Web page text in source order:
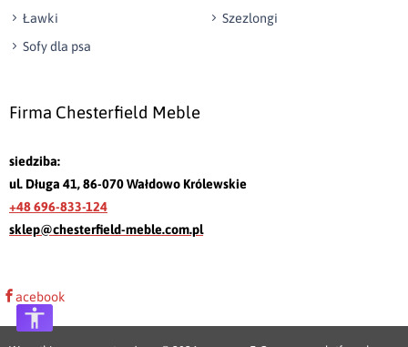
Ławki
Szezlongi
Sofy dla psa
Firma Chesterfield Meble
siedziba:
ul. Długa 41, 86-070 Wałdowo Królewskie
+48 696-833-124
sklep@chesterfield-meble.com.pl
acebook